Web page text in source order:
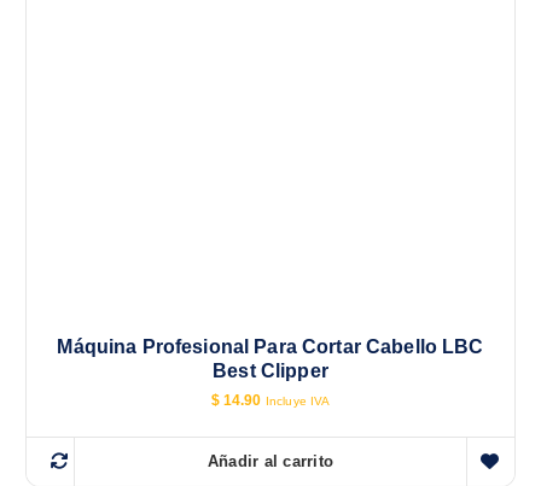
Máquina Profesional Para Cortar Cabello LBC
Best Clipper
$14.90 Incluye IVA
Añadir al carrito